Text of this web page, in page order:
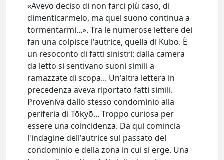
«Avevo deciso di non farci più caso, di
dimenticarmelo, ma quel suono continua a
tormentarmi...». Tra le numerose lettere dei
fan una colpisce l'autrice, quella di Kubo. È
un resoconto di fatti sinistri: dalla camera
da letto si sentivano suoni simili a
ramazzate di scopa... Un'altra lettera in
precedenza aveva riportato fatti simili.
Proveniva dallo stesso condominio alla
periferia di Tōkyō... Troppo curiosa per
essere una coincidenza. Da qui comincia
l'indagine dell'autrice sul passato del
condominio e della zona in cui si erge. Una